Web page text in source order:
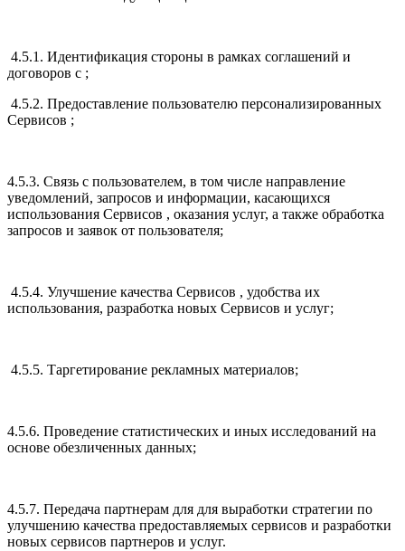
4.5.1. Идентификация стороны в рамках соглашений и
договоров с ;
4.5.2. Предоставление пользователю персонализированных
Сервисов ;
4.5.3. Связь с пользователем, в том числе направление
уведомлений, запросов и информации, касающихся
использования Сервисов , оказания услуг, а также обработка
запросов и заявок от пользователя;
4.5.4. Улучшение качества Сервисов , удобства их
использования, разработка новых Сервисов и услуг;
4.5.5. Таргетирование рекламных материалов;
4.5.6. Проведение статистических и иных исследований на
основе обезличенных данных;
4.5.7. Передача партнерам для для выработки стратегии по
улучшению качества предоставляемых сервисов и разработки
новых сервисов партнеров и услуг.